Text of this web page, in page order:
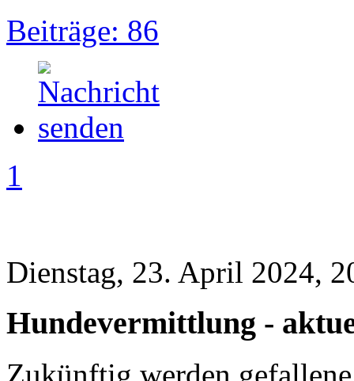
Beiträge: 86
1
Dienstag, 23. April 2024,
Hundevermittlung -